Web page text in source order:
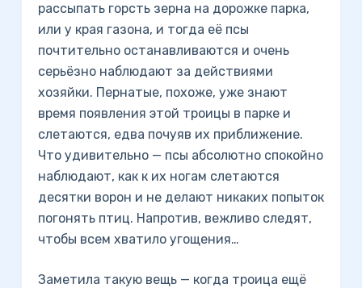
рассыпать горсть зерна на дорожке парка,
или у края газона, и тогда её псы
почтительно останавливаются и очень
серьёзно наблюдают за действиями
хозяйки. Пернатые, похоже, уже знают
время появления этой троицы в парке и
слетаются, едва почуяв их приближение.
Что удивительно — псы абсолютно спокойно
наблюдают, как к их ногам слетаются
десятки ворон и не делают никаких попыток
погонять птиц. Напротив, вежливо следят,
чтобы всем хватило угощения…
Заметила такую вещь — когда троица ещё